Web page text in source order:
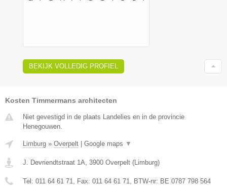
BEKIJK VOLLEDIG PROFIEL
Kosten Timmermans architecten
Niet gevestigd in de plaats Landelies en in de provincie
Henegouwen.
Limburg » Overpelt Google maps ▼
J. Devriendtstraat 1A 3900 Overpelt ( Limburg)
Tel: 011 64 61 71 , Fax: 011 64 61 71 , BTW-nr: BE 0787 798 564